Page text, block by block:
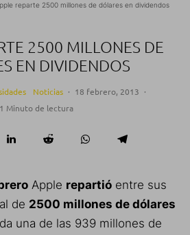
reparte 2500 millones de dólares en dividendos
2500 MILLONES DE
EN DIVIDENDOS
Noticias · 18 febrero, 2013 ·
1 Minuto de lectura
Apple repartió entre sus
de 2500 millones de dólares
una de las 939 millones de